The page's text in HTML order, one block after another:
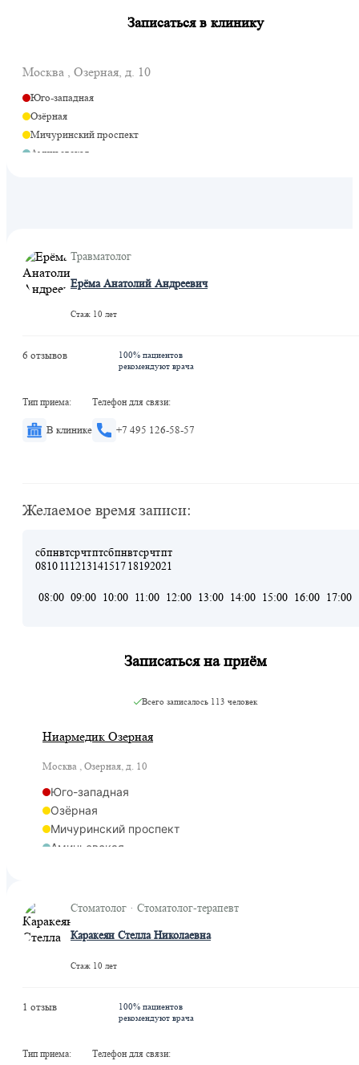
Записаться в клинику
Москва , Озерная, д. 10
Юго-западная
Озёрная
Мичуринский проспект
Аминьевская
Травматолог
Ерёма Анатолий Андреевич
Стаж 10 лет
6 отзывов
100% пациентов
рекомендуют врача
Тип приема:
В клинике
Телефон для связи:
+7 495 126-58-57
Желаемое время записи:
сб
08
пн
10
вт
11
ср
12
чт
13
пт
14
сб
15
пн
17
вт
18
ср
19
чт
20
пт
21
08:00 09:00 10:00 11:00 12:00 13:00 14:00 15:00 16:00 17:00
Записаться на приём
Всего записалось 113 человек
Ниармедик Озерная
Москва , Озерная, д. 10
Юго-западная
Озёрная
Мичуринский проспект
Аминьевская
Стоматолог · Стоматолог-терапевт
Каракеян Стелла Николаевна
Стаж 10 лет
1 отзыв
100% пациентов
рекомендуют врача
Тип приема: Телефон для связи: